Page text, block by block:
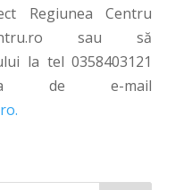
Regiunea Centru
sau să
la tel 0358403121
de e-mail